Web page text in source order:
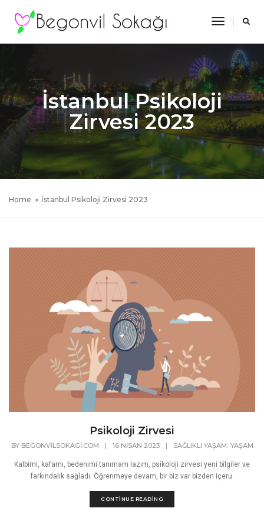
Toggle
İstanbul Psikoloji
Zirvesi 2023
Home İstanbul Psikoloji Zirvesi 2023
Psikoloji Zirvesi
BY BEGONVILSOKAGI.COM | 16 NISAN 2023 | SAĞLIKLI YAŞAM YAŞAM
Kalbimi, kafamı, bedenimi tanımam lazım, psikoloji zirvesi yeni bilgiler ve
farkındalık sağladı. Öğrenmeye devam, bir biz var bizden içeru.
CONTINUE READING